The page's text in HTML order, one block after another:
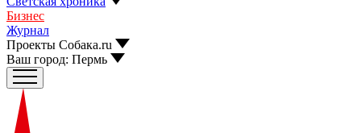
Бизнес
Журнал
Проекты Собака.ru
Ваш город: Пермь